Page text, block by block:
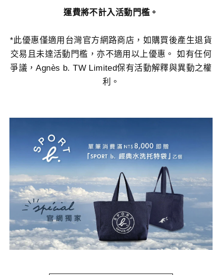
運費將不計入活動門檻。
*此優惠僅適用台灣官方網路商店，如購買後產生退貨
交易且未達活動門檻，亦不適用以上優惠。 如有任何
爭議，Agnès b. TW Limited保有活動解釋與異動之權
利。